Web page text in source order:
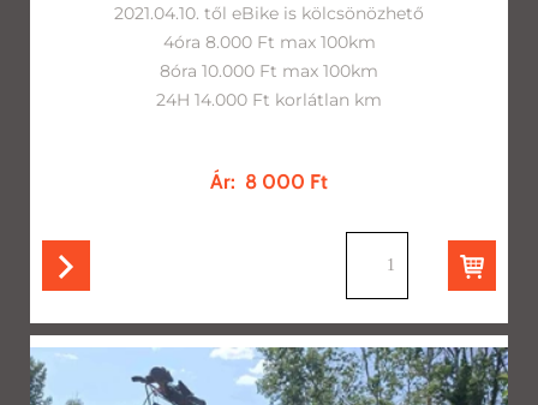
2021.04.10. től eBike is kölcsönözhető
4óra 8.000 Ft max 100km
8óra 10.000 Ft max 100km
24H 14.000 Ft korlátlan km
Ár: 8 000 Ft